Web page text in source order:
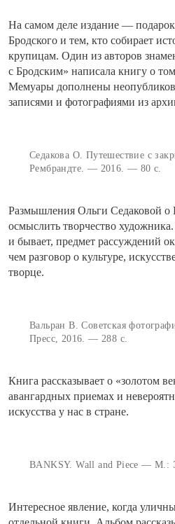
На самом деле издание —
Бродского и тем, кто собирает
крупицам. Один из авторов
с Бродским» написала книгу о
Мемуары дополнены
записями и фотографиями из
Седакова О. Путешествие с
Рембрандте. — 2016. — 80 с.
Размышления Ольги Седаковой о
осмыслить творчество
и бывает, предмет рассуждений
чем разговор о культуре,
творце.
Вальран В. Советская
Пресс, 2016. — 288 с.
Книга рассказывает о «золотом
авангардных приемах и
искусства у нас в стране.
BANKSY. Wall and Piece — М.:
Интересное явление, когда